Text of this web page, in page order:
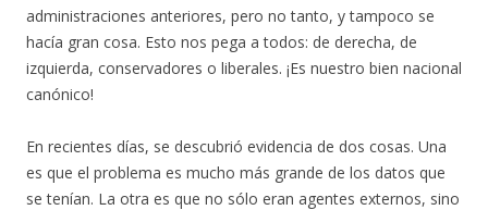
administraciones anteriores, pero no tanto, y tampoco se
hacía gran cosa. Esto nos pega a todos: de derecha, de
izquierda, conservadores o liberales. ¡Es nuestro bien nacional
canónico!
En recientes días, se descubrió evidencia de dos cosas. Una
es que el problema es mucho más grande de los datos que
se tenían. La otra es que no sólo eran agentes externos, sino